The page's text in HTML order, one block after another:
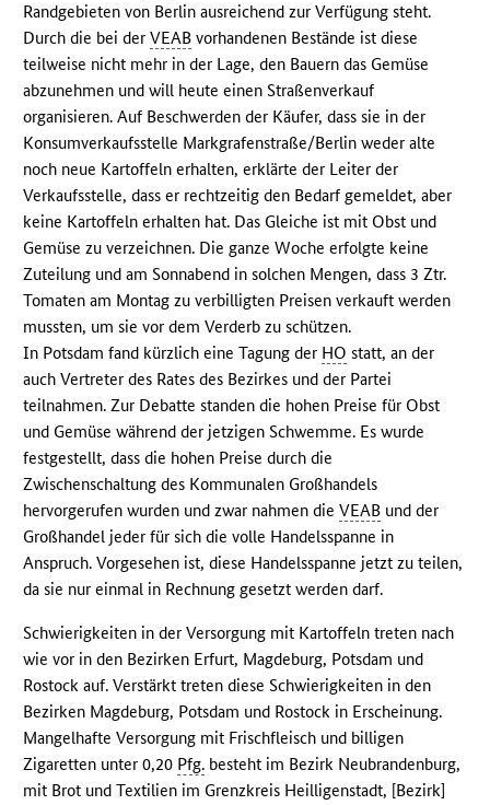
Randgebieten von Berlin ausreichend zur Verfügung steht.
Durch die bei derVEAB vorhandenen Bestände ist diese
teilweise nicht mehr in der Lage, den Bauern das Gemüse
abzunehmen und will heute einen Straßenverkauf
organisieren. Auf Beschwerden der Käufer, dass sie in der
Konsumverkaufsstelle Markgrafenstraße/Berlin weder alte
noch neue Kartoffeln erhalten, erklärte der Leiter der
Verkaufsstelle, dass er rechtzeitig den Bedarf gemeldet, aber
keine Kartoffeln erhalten hat. Das Gleiche ist mit Obst und
Gemüse zu verzeichnen. Die ganze Woche erfolgte keine
Zuteilung und am Sonnabend in solchen Mengen, dass 3 Ztr.
Tomaten am Montag zu verbilligten Preisen verkauft werden
mussten, um sie vor dem Verderb zu schützen.
In Potsdam fand kürzlich eine Tagung der HO statt, an der
auch Vertreter des Rates des Bezirkes und der Partei
teilnahmen. Zur Debatte standen die hohen Preise für Obst
und Gemüse während der jetzigen Schwemme. Es wurde
festgestellt, dass die hohen Preise durch die
Zwischenschaltung des Kommunalen Großhandels
hervorgerufen wurden und zwar nahmen dieVEAB und der
Großhandel jeder für sich die volle Handelsspanne in
Anspruch. Vorgesehen ist, diese Handelsspanne jetzt zu teilen,
da sie nur einmal in Rechnung gesetzt werden darf.
Schwierigkeiten in der Versorgung mit Kartoffeln treten nach
wie vor in den Bezirken Erfurt, Magdeburg, Potsdam und
Rostock auf. Verstärkt treten diese Schwierigkeiten in den
Bezirken Magdeburg, Potsdam und Rostock in Erscheinung.
Mangelhafte Versorgung mit Frischfleisch und billigen
Zigaretten unter 0,20 Pfg. besteht im Bezirk Neubrandenburg,
mit Brot und Textilien im Grenzkreis Heilligenstadt, [Bezirk]